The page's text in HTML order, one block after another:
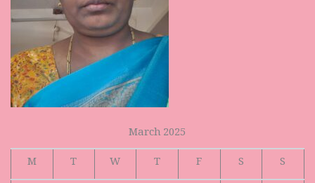
March 2025
M
T W T F S
S